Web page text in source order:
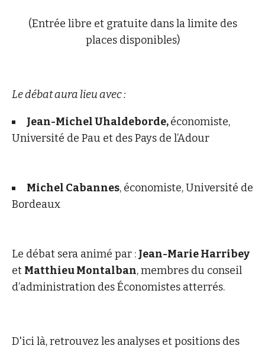
(Entrée libre et gratuite dans la limite des
places disponibles)
Le débat aura lieu avec :
Jean-Michel Uhaldeborde,économiste,
Université de Pau et des Pays de l’Adour
Michel Cabannes, économiste, Université de
Bordeaux
Le débat sera animé par : Jean-Marie Harribey
et Matthieu Montalban, membres du conseil
d’administration des Économistes atterrés.
D'ici là, retrouvez les analyses et positions des